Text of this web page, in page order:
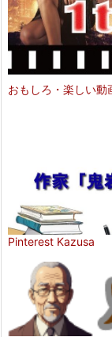
おもしろ・楽しい動
Pinterest Kazusa